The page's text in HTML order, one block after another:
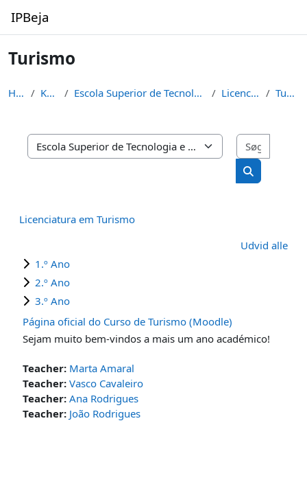
IPBeja
Turismo
Hjem Kurser Escola Superior de Tecnologia e de Gestão Licenciaturas Turismo
Kursuskategorier
Søg efter
Licenciatura em Turismo
Udvid alle
1.º Ano
2.º Ano
3.º Ano
Página oficial do Curso de Turismo (Moodle)
Sejam muito bem-vindos a mais um ano académico!
Teacher: Marta Amaral
Teacher: Vasco Cavaleiro
Teacher: Ana Rodrigues
Teacher: João Rodrigues